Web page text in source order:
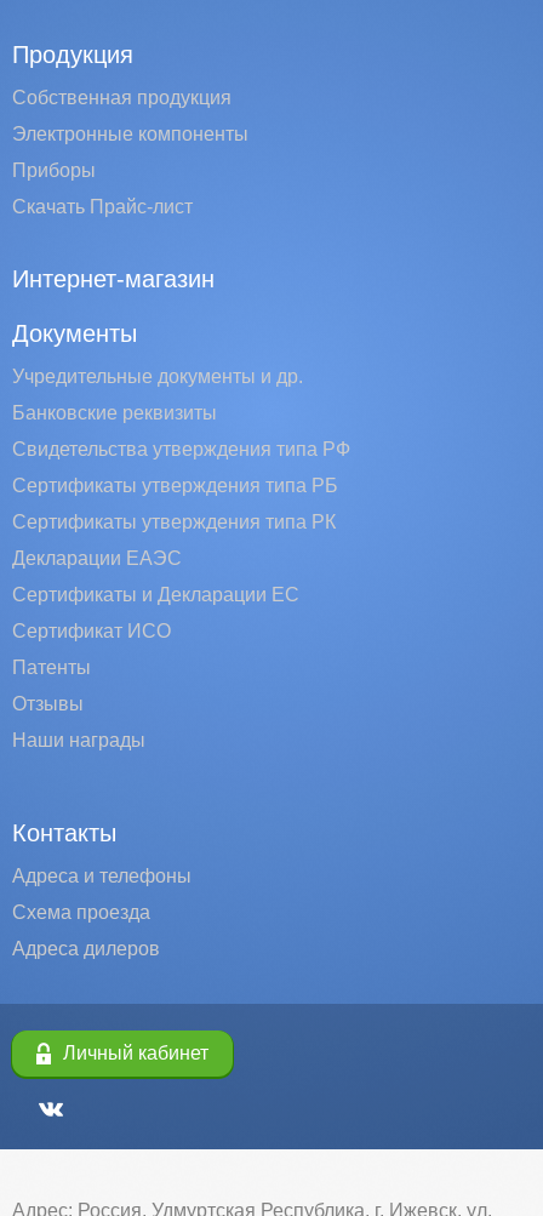
Продукция
Собственная продукция
Электронные компоненты
Приборы
Скачать Прайс-лист
Интернет-магазин
Документы
Учредительные документы и др.
Банковские реквизиты
Свидетельства утверждения типа РФ
Сертификаты утверждения типа РБ
Сертификаты утверждения типа РК
Декларации ЕАЭС
Сертификаты и Декларации EC
Сертификат ИСО
Патенты
Отзывы
Наши награды
Контакты
Адреса и телефоны
Схема проезда
Адреса дилеров
Личный кабинет
Адрес: Россия, Удмуртская Республика, г. Ижевск, ул.